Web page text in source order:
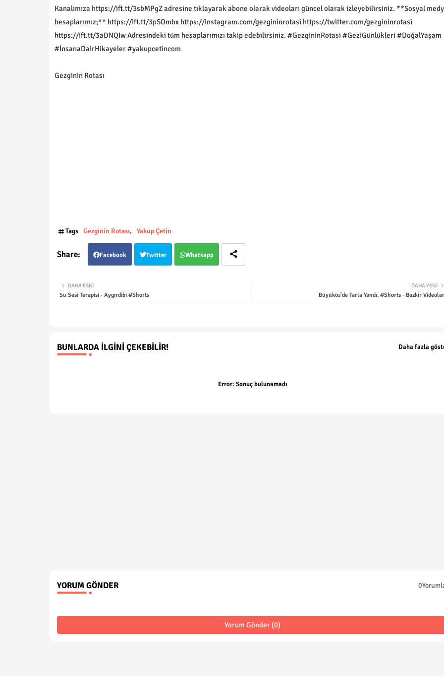
Kanalımıza https://ift.tt/3sbMPgZ adresine tıklayarak abone olarak videoları güncel olarak izleyebilirsiniz. **Sosyal
hesaplarımız;** https://ift.tt/3pSOmbx https://instagram.com/gezgininrotasi https://twitter.com/gezgininrotasi
https://ift.tt/3aDNQIw Adresindeki tüm hesaplarımızı takip edebilirsiniz. #GezgininRotasi #GeziGünlükleri #DoğalYaşam
#İnsanaDairHikayeler #yakupcetincom
Gezginin Rotası
Tags Gezginin Rotası Yakup Çetin
Facebook Twitter Whatsapp
DAHA YENI
Büyüköz'de Tarla Yandı. #Shorts - Bozkir
DAHA ESKI
Su Sesi Terapisi - Aygırdibi #Shorts
BUNLARDA İLGINI ÇEKEBILIR! Daha fazla
Error: Sonuç bulunamadı
YORUM GÖNDER
Yorum Gönder (0)